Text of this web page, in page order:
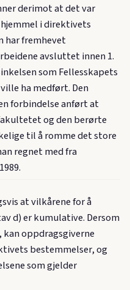
derimot at det var
i direktivets
har fremhevet
avsluttet innen 1.
som Fellesskapets
ha medført. Den
forbindelse anført at
og den berørte
til å romme det store
regnet med fra
at vilkårene for å
d) er kumulative. Dersom
oppdragsgiverne
bestemmelser, og
som gjelder